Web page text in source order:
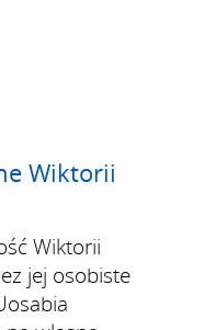
Wiktorii
Wiktorii
jej osobiste